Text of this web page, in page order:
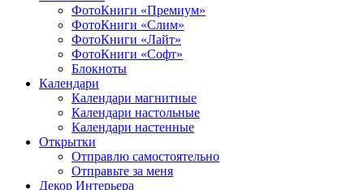
ФотоКниги «Премиум»
ФотоКниги «Слим»
ФотоКниги «Лайт»
ФотоКниги «Софт»
Блокноты
Календари
Календари магнитные
Календари настольные
Календари настенные
Открытки
Отправлю самостоятельно
Отправьте за меня
Декор Интерьера